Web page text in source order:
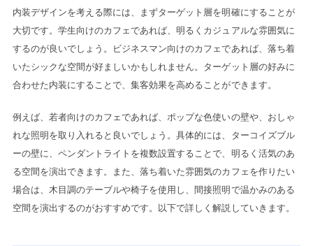
内装デザインを考える際には、まずターゲット層を明確にすることが
大切です。学生向けのカフェであれば、明るくカジュアルな雰囲気に
するのが良いでしょう。ビジネスマン向けのカフェであれば、落ち着
いたシックな空間が好ましいかもしれません。ターゲット層の好みに
合わせた内装にすることで、集客効果を高めることができます。
例えば、若者向けのカフェであれば、ポップな色使いの壁や、おしゃ
れな照明を取り入れると良いでしょう。具体的には、ターコイズブル
ーの壁に、ペンダントライトを複数設置することで、明るく活気のあ
る空間を演出できます。また、落ち着いた雰囲気のカフェを作りたい
場合は、木目調のテーブルや椅子を使用し、間接照明で温かみのある
空間を演出するのがおすすめです。以下で詳しく解説していきます。